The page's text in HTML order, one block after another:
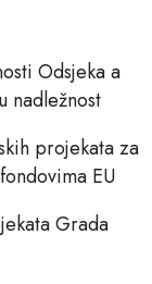
Odsjeka a
nadležnost
projekata za
EU
Grada